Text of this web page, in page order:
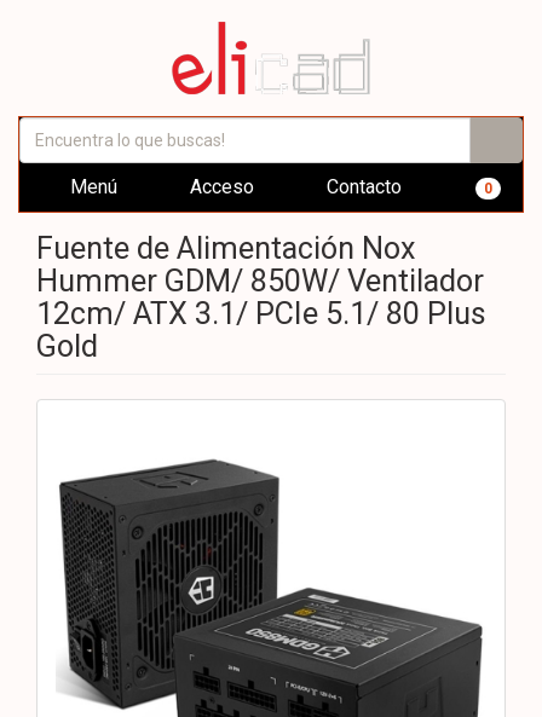
Menú Acceso Contacto 0
Fuente de Alimentación Nox
Hummer GDM/ 850W/ Ventilador
12cm/ ATX 3.1/ PCIe 5.1/ 80 Plus
Gold